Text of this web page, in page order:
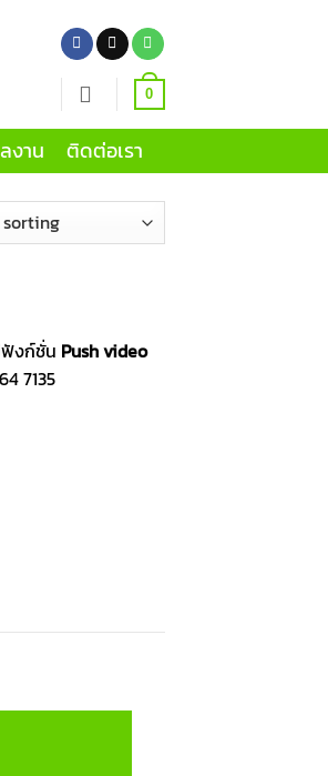
0
งาน
ติดต่อเรา
ฟังก์ชั่น Push video
7135